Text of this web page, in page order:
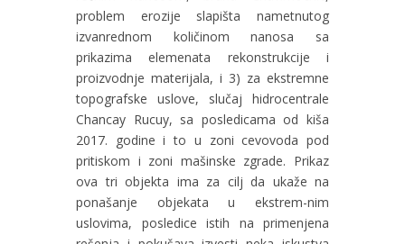
problem erozije slapišta nametnutog
izvanrednom količinom nanosa sa
prikazima elemenata rekonstrukcije i
proizvodnje materijala, i 3) za ekstremne
topografske uslove, slučaj hidrocentrale
Chancay Rucuy, sa posledicama od kiša
2017. godine i to u zoni cevovoda pod
pritiskom i zoni mašinske zgrade. Prikaz
ova tri objekta ima za cilj da ukaže na
ponašanje objekata u ekstrem-nim
uslovima, posledice istih na primenjena